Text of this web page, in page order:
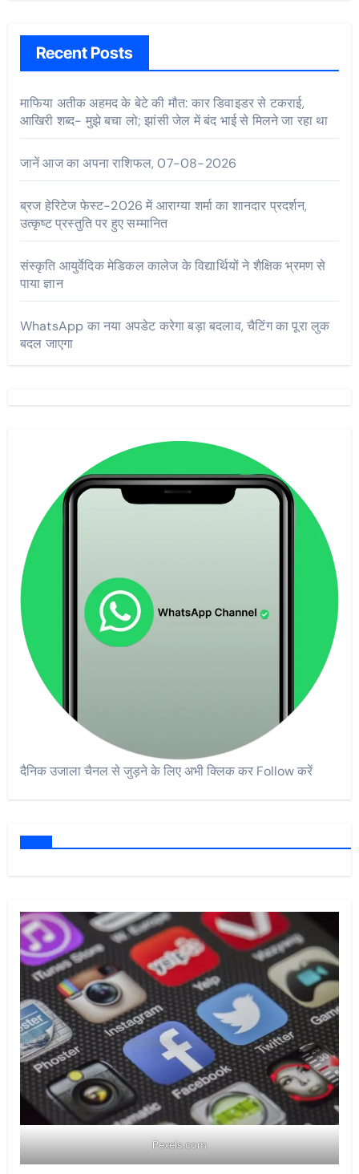
Recent Posts
माफिया अतीक अहमद के बेटे की मौत: कार डिवाइडर से टकराई,
आखिरी शब्द- मुझे बचा लो; झांसी जेल में बंद भाई से मिलने जा रहा था
जानें आज का अपना राशिफल, 07-08-2026
ब्रज हेरिटेज फेस्ट-2026 में आराग्या शर्मा का शानदार प्रदर्शन,
उत्कृष्ट प्रस्तुति पर हुए सम्मानित
संस्कृति आयुर्वेदिक मेडिकल कालेज के विद्यार्थियों ने शैक्षिक भ्रमण से
पाया ज्ञान
WhatsApp का नया अपडेट करेगा बड़ा बदलाव, चैटिंग का पूरा लुक
बदल जाएगा
दैनिक उजाला चैनल से जुड़ने के लिए अभी क्लिक कर Follow करें
Pexels.com